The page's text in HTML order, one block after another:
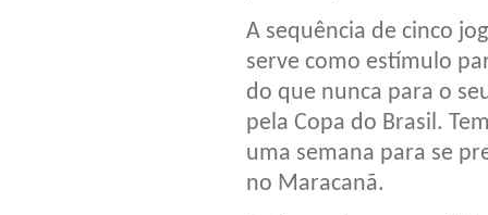
A sequência de cinco
serve como estímulo
do que nunca para o
pela Copa do Brasil.
uma semana para se
no Maracanã.